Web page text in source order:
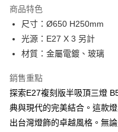
街口支付
悠遊付
全盈+PAY
AFTEE先享後付
相關說明
商品特色
尺寸：Ø650 H250mm
光源：E27 X 3 另計
材質：金屬電鍍、玻璃
銷售重點
探索E27複刻版半吸頂三燈
典與現代的完美結合。這款
出台灣燈飾的卓越風格。無